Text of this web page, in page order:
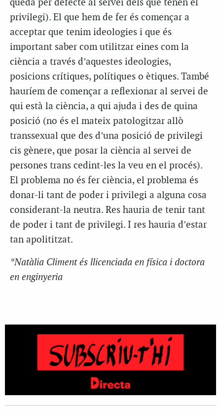
queda per defecte al servei dels que tenen el
privilegi). El que hem de fer és començar a
acceptar que tenim ideologies i que és
important saber com utilitzar eines com la
ciència a través d’aquestes ideologies,
posicions crítiques, polítiques o ètiques. També
hauríem de començar a reflexionar al servei de
qui està la ciència, a qui ajuda i des de quina
posició (no és el mateix patologitzar allò
transsexual que des d’una posició de privilegi
cis gènere, que posar la ciència al servei de
persones trans cedint-les la veu en el procés).
El problema no és fer ciència, el problema és
donar-li tant de poder i privilegi a alguna cosa
considerant-la neutra. Res hauria de tenir tant
de poder i tant de privilegi. I res hauria d’estar
tan apolititzat.
*Natàlia Climent és llicenciada en física i doctora
en enginyeria